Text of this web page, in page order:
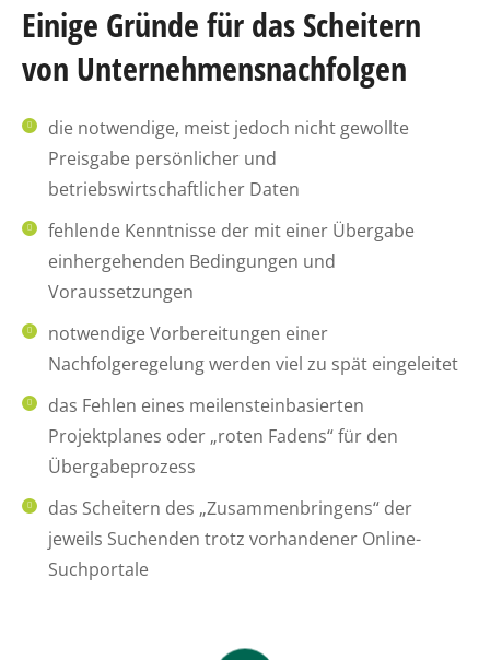
Einige Gründe für das Scheitern
von Unternehmensnachfolgen
die notwendige, meist jedoch nicht gewollte
Preisgabe persönlicher und
betriebswirtschaftlicher Daten
fehlende Kenntnisse der mit einer Übergabe
einhergehenden Bedingungen und
Voraussetzungen
notwendige Vorbereitungen einer
Nachfolgeregelung werden viel zu spät eingeleitet
das Fehlen eines meilensteinbasierten
Projektplanes oder „roten Fadens“ für den
Übergabeprozess
das Scheitern des „Zusammenbringens“ der
jeweils Suchenden trotz vorhandener Online-
Suchportale